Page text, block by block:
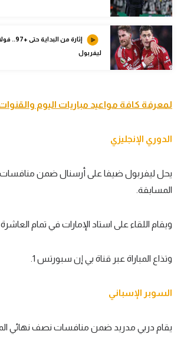
كرة طائرة
الوطن العربي
في المونديال
آسيا
أمريكا
تحقيق في الجول
تقرير في الجول
حكايات في الجول
إثارة من
ليفربول
لمعرفة كافة مواعيد مباريات اليوم
الدوري الإنجليزي
يحل ليفربول ضيفا على أرسنال ضمن منافسات
المسابقة.
ويقام اللقاء على استاد الإمارات في تمام
وتذاع المباراة عبر قناة بي إن سبورتس 1
السوبر الإسباني
يقام دربي مدريد ضمن منافسات نصف نهائي